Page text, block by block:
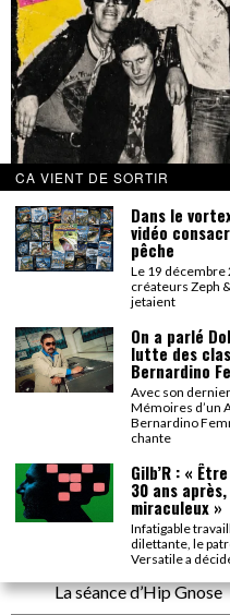
CHARGER PLUS
CA
il a pas de genoux
Dans le vortex des
Dans le vortex des
PACÔME
La séance d’Hip Gnose
CA VIENT DE SORTIR
Dans le
vidéo
pêche
Le 19 décembre
créateurs Zeph
jetaient
On a parlé
lutte des
Bernardino
Avec son
Mémoires d’un
Bernardino
chante
Gilb’R : «
30 ans après,
miraculeux »
Infatigable
dilettante, le
Versatile a